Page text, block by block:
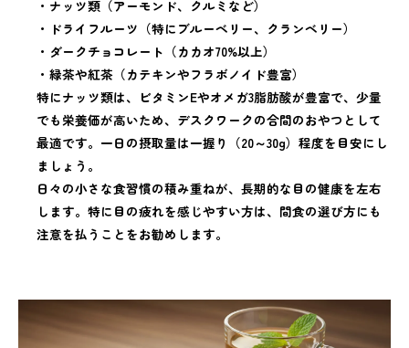
・ナッツ類（アーモンド、クルミなど）
・ドライフルーツ（特にブルーベリー、クランベリー）
・ダークチョコレート（カカオ70%以上）
・緑茶や紅茶（カテキンやフラボノイド豊富）
特にナッツ類は、ビタミンEやオメガ3脂肪酸が豊富で、少量
でも栄養価が高いため、デスクワークの合間のおやつとして
最適です。一日の摂取量は一握り（20～30g）程度を目安にし
ましょう。
日々の小さな食習慣の積み重ねが、長期的な目の健康を左右
します。特に目の疲れを感じやすい方は、間食の選び方にも
注意を払うことをお勧めします。